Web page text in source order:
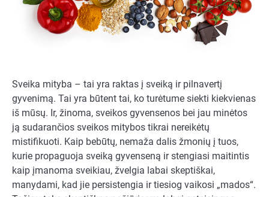
Sveika mityba – tai yra raktas į sveiką ir pilnavertį
gyvenimą. Tai yra būtent tai, ko turėtume siekti kiekvienas
iš mūsų. Ir, žinoma, sveikos gyvensenos bei jau minėtos
ją sudarančios sveikos mitybos tikrai nereikėtų
mistifikuoti. Kaip bebūtų, nemaža dalis žmonių į tuos,
kurie propaguoja sveiką gyvenseną ir stengiasi maitintis
kaip įmanoma sveikiau, žvelgia labai skeptiškai,
manydami, kad jie persistengia ir tiesiog vaikosi „mados“.